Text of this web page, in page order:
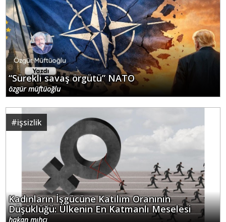
“Sürekli savaş örgütü” NATO
özgür müftüoğlu
#işsizlik
Kadınların İşgücüne Katılım Oranının
Düşüklüğü: Ülkenin En Katmanlı Meselesi
hakan mıhçı